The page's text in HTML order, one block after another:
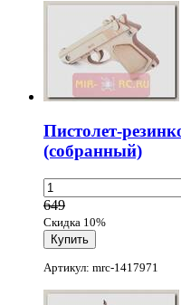
Пистолет-
(собранный)
649
Скидка 10%
Артикул: mrc-1417971